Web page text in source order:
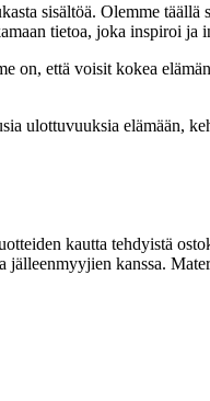
sisältöä. Olemme
tietoa, joka inspiroi ja
että voisit kokea
elämään,
kautta tehdyistä
jälleenmyyjien kanssa.